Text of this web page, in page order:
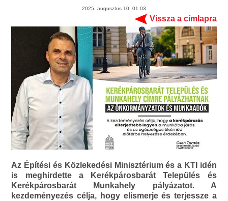
2025. augusztus 10. 01:03
Vissza a címlapra
Az Építési és Közlekedési Minisztérium és a KTI idén
is meghirdette a Kerékpárosbarát Település és
Kerékpárosbarát Munkahely pályázatot. A
kezdeményezés célja, hogy elismerje és terjessze a